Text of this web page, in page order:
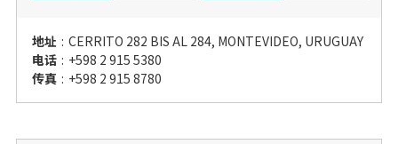
地址 : CERRITO 282 BIS AL 284, MONTEVIDEO, URUGUAY
电话 : +598 2 915 5380
传真 : +598 2 915 8780